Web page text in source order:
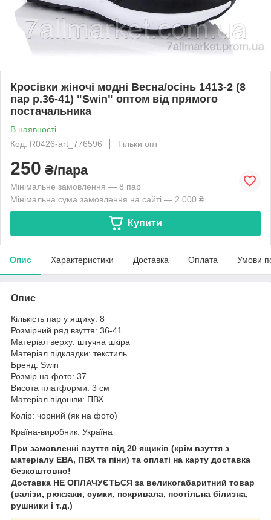
Кросівки жіночі модні Весна/осінь 1413-2 (8
пар р.36-41) "Swin" оптом від прямого
постачальника
В наявності
Код: R0426-art_776596
Тільки опт
250 ₴/пара
Мінімальне замовлення — 8 пар
Мінімальна сума замовлення на сайті — 2 000 ₴
Купити
Опис Характеристики Доставка Оплата Умови
Опис
Кількість пар у ящику: 8
Розмірний ряд взуття: 36-41
Матеріал верху: штучна шкіра
Матеріал підкладки: текстиль
Бренд: Swin
Розмір на фото: 37
Висота платформи: 3 см
Матеріал підошви: ПВХ
Колір: чорний (як на фото)
Країна-виробник: Україна
При замовленні взуття від 20 ящиків (крім взуття з
матеріалу ЕВА, ПВХ та піни) та оплаті на карту доставка
безкоштовно!
Доставка НЕ ​​ОПЛАЧУЄТЬСЯ за великогабаритний товар
(валізи, рюкзаки, сумки, покривала, постільна білизна,
рушники і т.д.)